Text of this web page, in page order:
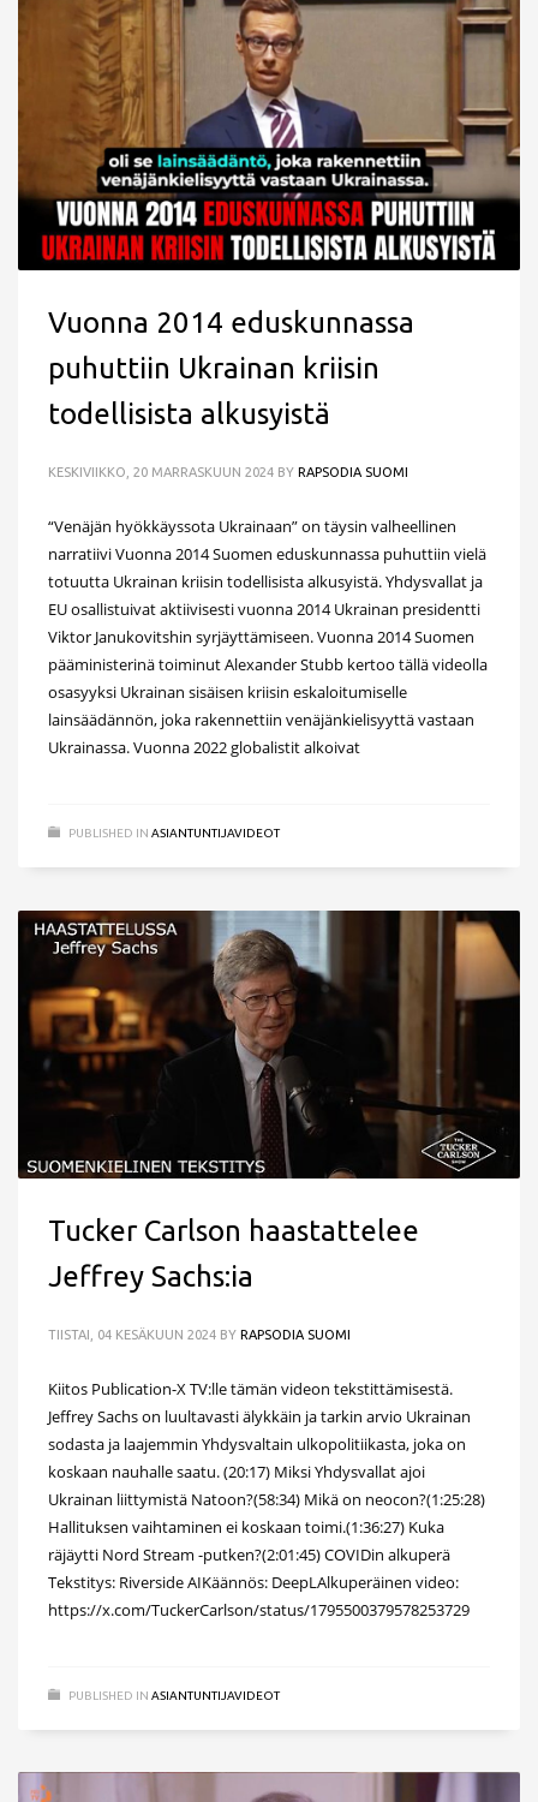
Vuonna 2014 eduskunnassa
puhuttiin Ukrainan kriisin
todellisista alkusyistä
KESKIVIIKKO, 20 MARRASKUUN 2024 BY RAPSODIA SUOMI
“Venäjän hyökkäyssota Ukrainaan” on täysin valheellinen
narratiivi Vuonna 2014 Suomen eduskunnassa puhuttiin vielä
totuutta Ukrainan kriisin todellisista alkusyistä. Yhdysvallat ja
EU osallistuivat aktiivisesti vuonna 2014 Ukrainan presidentti
Viktor Janukovitshin syrjäyttämiseen. Vuonna 2014 Suomen
pääministerinä toiminut Alexander Stubb kertoo tällä videolla
osasyyksi Ukrainan sisäisen kriisin eskaloitumiselle
lainsäädännön, joka rakennettiin venäjänkielisyyttä vastaan
Ukrainassa. Vuonna 2022 globalistit alkoivat
PUBLISHED IN ASIANTUNTIJAVIDEOT
Tucker Carlson haastattelee
Jeffrey Sachs:ia
TIISTAI, 04 KESÄKUUN 2024 BY RAPSODIA SUOMI
Kiitos Publication-X TV:lle tämän videon tekstittämisestä.
Jeffrey Sachs on luultavasti älykkäin ja tarkin arvio Ukrainan
sodasta ja laajemmin Yhdysvaltain ulkopolitiikasta, joka on
koskaan nauhalle saatu. (20:17) Miksi Yhdysvallat ajoi
Ukrainan liittymistä Natoon?(58:34) Mikä on neocon?(1:25:28)
Hallituksen vaihtaminen ei koskaan toimi.(1:36:27) Kuka
räjäytti Nord Stream -putken?(2:01:45) COVIDin alkuperä
Tekstitys: Riverside AIKäännös: DeepLAlkuperäinen video:
https://x.com/TuckerCarlson/status/1795500379578253729
PUBLISHED IN ASIANTUNTIJAVIDEOT